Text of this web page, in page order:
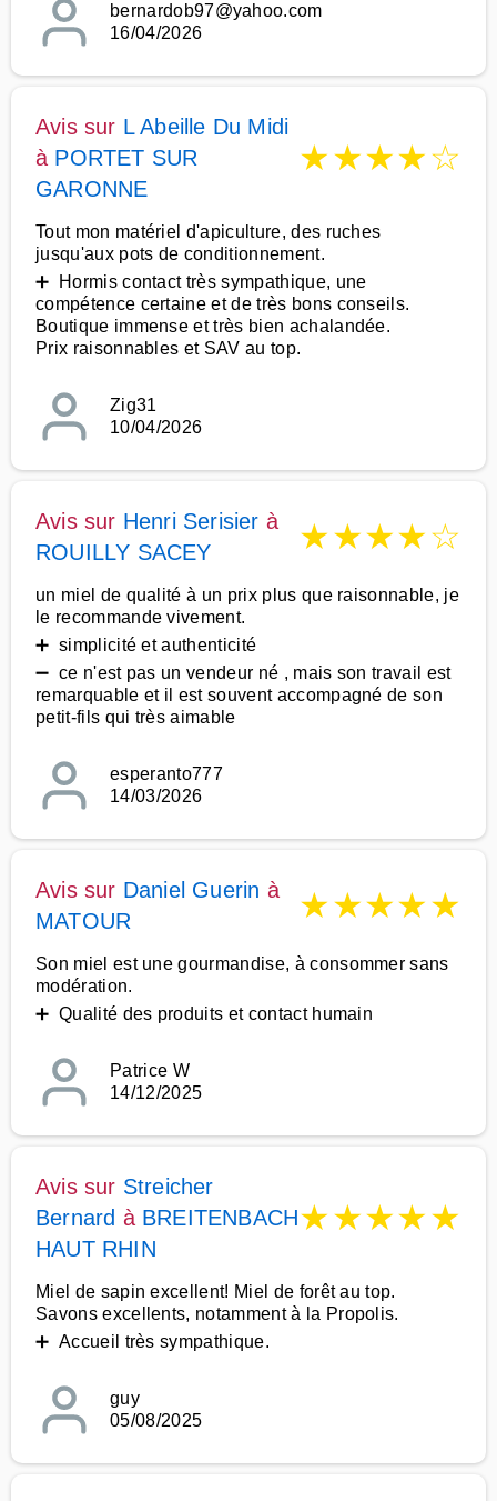
bernardob97@yahoo.com
16/04/2026
Avis sur L Abeille Du Midi
à PORTET SUR
GARONNE
★★★★☆
Tout mon matériel d'apiculture, des ruches
jusqu'aux pots de conditionnement.
➕ Hormis contact très sympathique, une
compétence certaine et de très bons conseils.
Boutique immense et très bien achalandée.
Prix raisonnables et SAV au top.
Zig31
10/04/2026
Avis sur Henri Serisier à
ROUILLY SACEY
★★★★☆
un miel de qualité à un prix plus que raisonnable, je
le recommande vivement.
➕ simplicité et authenticité
➖ ce n'est pas un vendeur né , mais son travail est
remarquable et il est souvent accompagné de son
petit-fils qui très aimable
esperanto777
14/03/2026
Avis sur Daniel Guerin à
MATOUR
★★★★★
Son miel est une gourmandise, à consommer sans
modération.
➕ Qualité des produits et contact humain
Patrice W
14/12/2025
Avis sur Streicher
Bernard à BREITENBACH
HAUT RHIN
★★★★★
Miel de sapin excellent! Miel de forêt au top.
Savons excellents, notamment à la Propolis.
➕ Accueil très sympathique.
guy
05/08/2025